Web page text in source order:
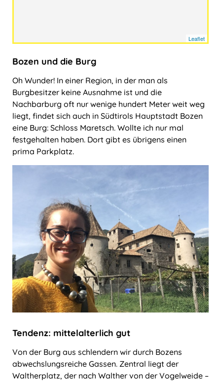
Leaflet
Bozen und die Burg
Oh Wunder! In einer Region, in der man als
Burgbesitzer keine Ausnahme ist und die
Nachbarburg oft nur wenige hundert Meter weit weg
liegt, findet sich auch in Südtirols Hauptstadt Bozen
eine Burg: Schloss Maretsch. Wollte ich nur mal
festgehalten haben. Dort gibt es übrigens einen
prima Parkplatz.
Tendenz: mittelalterlich gut
Von der Burg aus schlendern wir durch Bozens
abwechslungsreiche Gassen. Zentral liegt der
Waltherplatz, der nach Walther von der Vogelweide ‒